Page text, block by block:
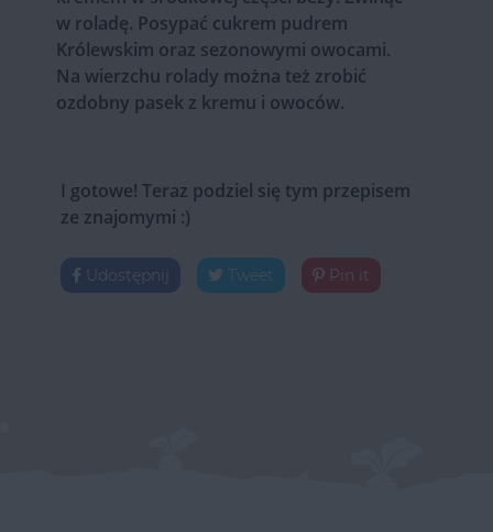
w roladę. Posypać cukrem pudrem
Królewskim oraz sezonowymi owocami.
Na wierzchu rolady można też zrobić
ozdobny pasek z kremu i owoców.
I gotowe! Teraz podziel się tym przepisem
ze znajomymi :)
Udostępnij Tweet Pin it